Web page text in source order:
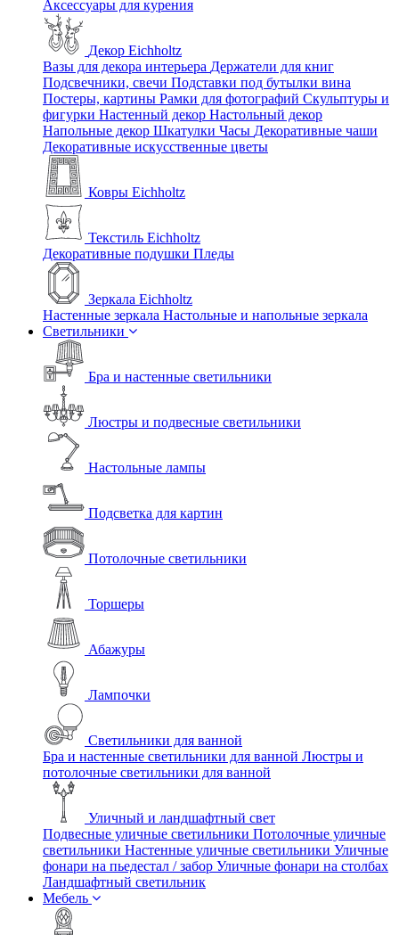
Аксессуары для курения
Декор Eichholtz
Вазы для декора интерьера Держатели для книг
Подсвечники, свечи Подставки под бутылки вина
Постеры, картины Рамки для фотографий Скульптуры и
фигурки Настенный декор Настольный декор
Напольные декор Шкатулки Часы Декоративные чаши
Декоративные искусственные цветы
Ковры Eichholtz
Текстиль Eichholtz
Декоративные подушки Пледы
Зеркала Eichholtz
Настенные зеркала Настольные и напольные зеркала
Светильники
Бра и настенные светильники
Люстры и подвесные светильники
Настольные лампы
Подсветка для картин
Потолочные светильники
Торшеры
Абажуры
Лампочки
Светильники для ванной
Бра и настенные светильники для ванной Люстры и
потолочные светильники для ванной
Уличный и ландшафтный свет
Подвесные уличные светильники Потолочные уличные
светильники Настенные уличные светильники Уличные
фонари на пьедестал / забор Уличные фонари на столбах
Ландшафтный светильник
Мебель